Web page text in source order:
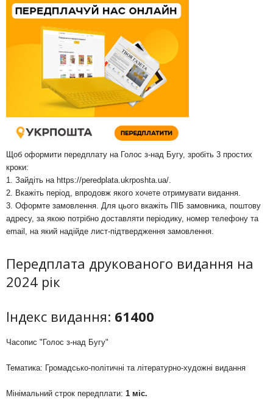
Щоб оформити передплату на Голос з-над Бугу, зробіть 3 простих
кроки:
1. Зайдіть на https://peredplata.ukrposhta.ua/
2. Вкажіть період, впродовж якого хочете отримувати видання.
3. Оформте замовлення. Для цього вкажіть ПІБ замовника, поштову
адресу, за якою потрібно доставляти періодику, номер телефону та
email, на який надійде лист-підтвердження замовлення.
Передплата друкованого видання на
2024 рік
Індекс видання: 61400
Часопис "Голос з-над Бугу"
Тематика: Громадсько-політичні та літературно-художні видання
Мінімальний строк передплати: 1 міс.